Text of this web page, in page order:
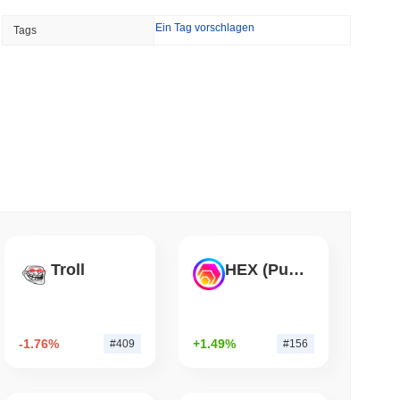
auf 2027 verschoben...
Validator-Belohnungen verbrennen, um
Tags Ein Tag vorschlagen
Troll
-1.76% #409
HEX (Pulsechain)
+1.49% #156